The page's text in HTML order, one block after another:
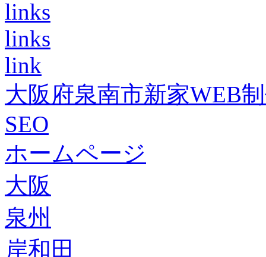
links
links
link
大阪府泉南市新家WEB
SEO
ホームページ
大阪
泉州
岸和田